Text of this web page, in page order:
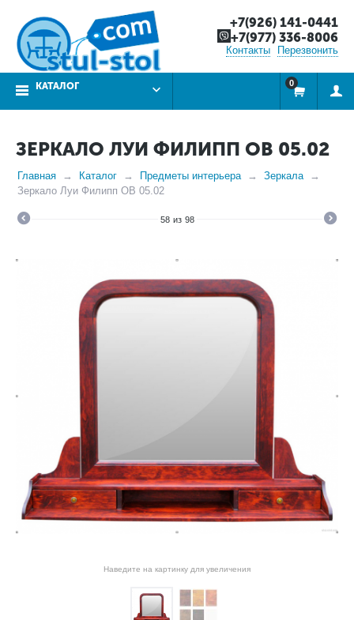
+7(926) 141-0441
+7(977) 336-8006
Контакты Перезвонить
КАТАЛОГ 0
ЗЕРКАЛО ЛУИ ФИЛИПП ОВ 05.02
Главная Каталог Предметы интерьера
Зеркала
Зеркало Луи Филипп ОВ 05.02
58 из 98
Наведите на картинку для увеличения